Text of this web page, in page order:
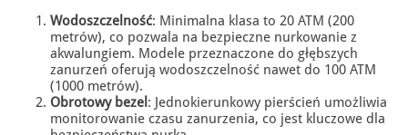
Wodoszczelność: Minimalna klasa to 20 ATM (200
metrów), co pozwala na bezpieczne nurkowanie z
akwalungiem. Modele przeznaczone do głębszych
zanurzeń oferują wodoszczelność nawet do 100 ATM
(1000 metrów).
Obrotowy bezel : Jednokierunkowy pierścień umożliwia
monitorowanie czasu zanurzenia, co jest kluczowe dla